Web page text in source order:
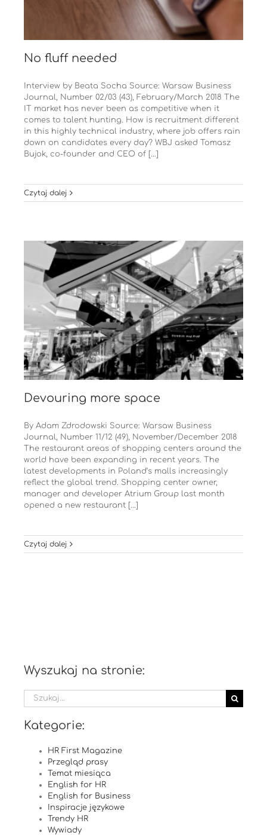
No fluff needed
Interview by Beata Socha Source: Warsaw Business
Journal, Number 02/03 (43), February/March 2018 The
IT market has never been as competitive when it
comes to talent hunting. How is recruitment different
in this highly technical industry, where job offers rain
down on candidates every day? WBJ asked Tomasz
Bujok, co-founder and CEO of [...]
Czytaj dalej
Devouring more space
By Adam Zdrodowski Source: Warsaw Business
Journal, Number 11/12 (49), November/December 2018
The restaurant areas of shopping centers around the
world have been expanding in recent years. The
latest developments in Poland’s malls increasingly
reflect the global trend. Shopping center owner,
manager and devel­oper Atrium Group last month
opened a new restaurant [...]
Czytaj dalej
Wyszukaj na stronie:
Szukaj
Kategorie:
HR First Magazine
Przegląd prasy
Temat miesiąca
English for HR
English for Business
Inspiracje językowe
Trendy HR
Wywiady